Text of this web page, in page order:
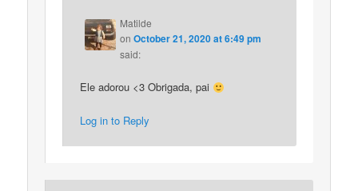
Matilde
onOctober 21, 2020 at 6:49 pm
said:
Ele adorou <3 Obrigada, pai
Log in to Reply